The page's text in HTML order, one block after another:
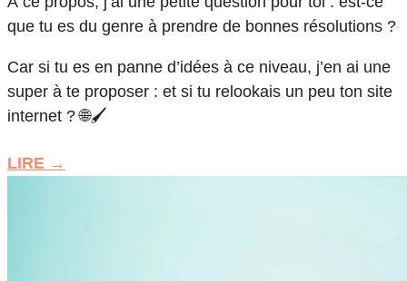
que tu es du genre à prendre de bonnes résolutions ?
Car si tu es en panne d’idées à ce niveau, j’en ai une
super à te proposer : et si tu relookais un peu ton site
internet ? 🌐🖌️
LIRE →